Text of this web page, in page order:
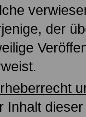
der
Inhalt